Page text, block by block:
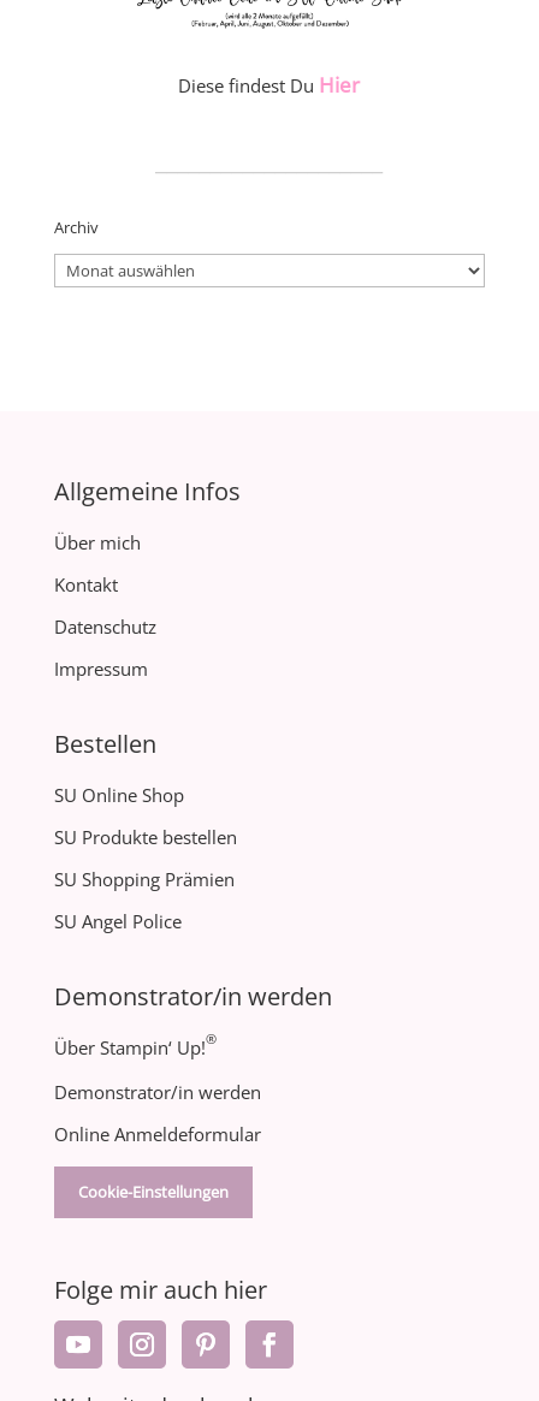
Diese findest Du Hier
Archiv
Archiv
Allgemeine Infos
Über mich
Kontakt
Datenschutz
Impressum
Bestellen
SU Online Shop
SU Produkte bestellen
SU Shopping Prämien
SU Angel Police
Demonstrator/in werden
Über Stampin‘ Up!®
Demonstrator/in werden
Online Anmeldeformular
Cookie-Einstellungen
Folge mir auch hier